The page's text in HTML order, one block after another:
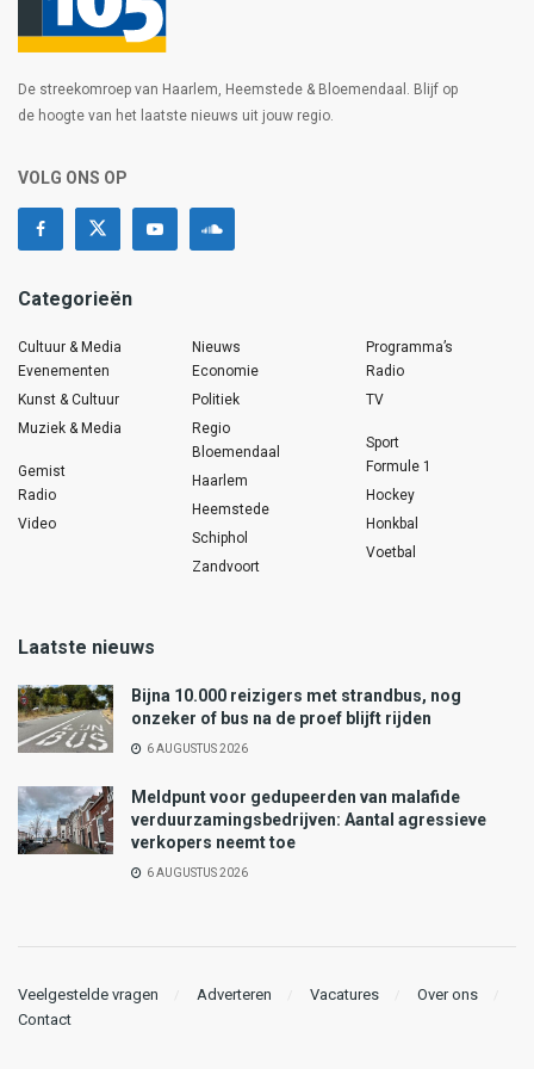
De streekomroep van Haarlem, Heemstede & Bloemendaal. Blijf op
de hoogte van het laatste nieuws uit jouw regio.
VOLG ONS OP
Categorieën
Cultuur & Media
Evenementen
Kunst & Cultuur
Muziek & Media
Gemist
Radio
Video
Nieuws
Economie
Politiek
Regio
Bloemendaal
Haarlem
Heemstede
Schiphol
Zandvoort
Programma’s
Radio
TV
Sport
Formule 1
Hockey
Honkbal
Voetbal
Laatste nieuws
Bijna 10.000 reizigers met strandbus, nog
onzeker of bus na de proef blijft rijden
6 AUGUSTUS 2026
Meldpunt voor gedupeerden van malafide
verduurzamingsbedrijven: Aantal agressieve
verkopers neemt toe
6 AUGUSTUS 2026
Veelgestelde vragen Adverteren Vacatures
Over ons
Contact